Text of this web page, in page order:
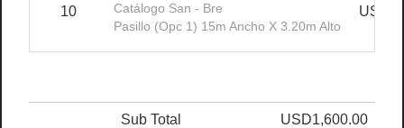
10
Catálogo San - Bre
Pasillo (opc 1) 15m Ancho X 3.20m Alto
Sub Total USD1,600.00